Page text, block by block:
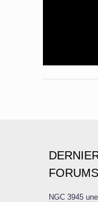
FORUMS
NGC 3945